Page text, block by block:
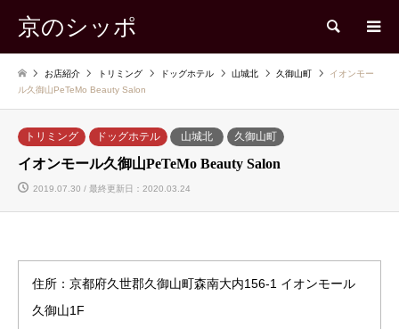
京のシッポ 検索
お店紹介 トリミング ドッグホテル 山城北 久御山町
イオンモー
ル久御山PeTeMo Beauty Salon
トリミング ドッグホテル 山城北 久御山町
イオンモール久御山PeTeMo Beauty Salon
2019.07.30 / 最終更新日：2020.03.24
住所：京都府久世郡久御山町森南大内156-1 イオンモール
久御山1F